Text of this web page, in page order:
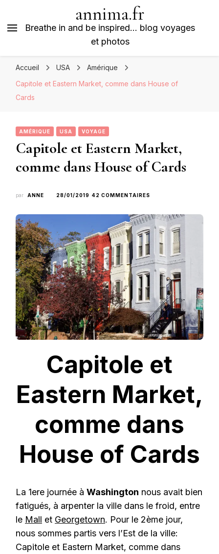
annima.fr
Breathe in and be inspired… blog voyages
et photos
Accueil USA
Amérique
Capitole et Eastern Market, comme dans House of
Cards
AMÉRIQUE USA VOYAGE
Capitole et Eastern Market,
comme dans House of Cards
par ANNE 28/01/2019 42 COMMENTAIRES
EASTERN
MARKET,
COMME
HOUSE
OF
CARDS
Capitole et
Eastern Market,
comme dans
House of Cards
La 1ere journée à Washington nous avait bien
fatigués, à arpenter la ville dans le froid, entre
le Mall et Georgetown. Pour le 2ème jour,
nous sommes partis vers l’Est de la ville:
Capitole et Eastern Market, comme dans